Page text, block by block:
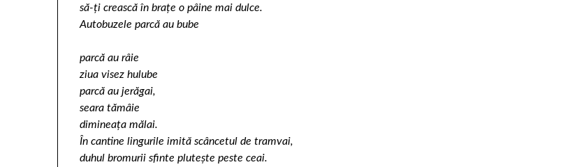
să-ţi crească în braţe o pâine mai dulce.
Autobuzele parcă au bube
parcă au râie
ziua visez hulube
parcă au jerăgai,
seara tămâie
dimineaţa mălai.
În cantine lingurile imită scâncetul de tramvai,
duhul bromurii sfinte pluteşte peste ceai.